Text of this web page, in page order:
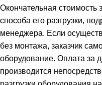
Окончательная стоимость
способа его разгрузки,
менеджера. Если
без монтажа, заказчик
оборудование. Оплата за
производится